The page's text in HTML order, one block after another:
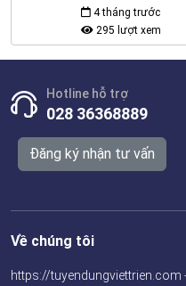
4 tháng trước
295 lượt xem
Hotline hỗ trợ
028 36368889
Đăng ký nhận tư vấn
Về chúng tôi
https://tuyendungviettrien.com